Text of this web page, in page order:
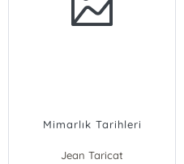
Mimarlık Tarihleri
Jean Taricat